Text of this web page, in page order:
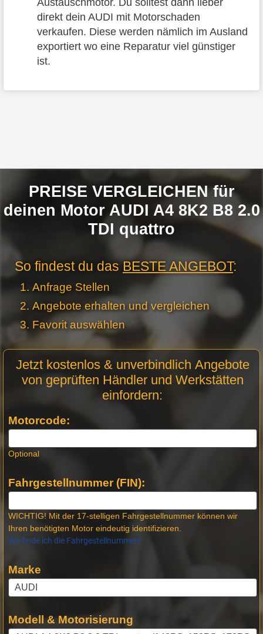
direkt dein AUDI mit Motorschaden
verkaufen. Diese werden nämlich im Ausland
exportiert wo eine Reparatur viel günstiger
ist.
PREISE VERGLEICHEN für
deinen Motor AUDI A4 8K2 B8 2.0
TDI quattro
So findest du dasBESTE ANGEBOT:
Anfrage Stellen
Angebote erhalten und vergleichen
Favorit auswählen
Anfrage
Stellen -
Jetzt kostenlos & unverbindlich Angebote
von geprüften Händler und Werkstätten
einfordern:
Motorcode:
Optional
Fahrgestellnummer (FIN):
WICHTIG! Mit der 17-stelligen Fahrgestellnummer können wir
Ihren benötigten Motor eindeutig identifizieren.
Wo finde ich die Fahrgestellnummer?
Marke
Modell & Motorisierung